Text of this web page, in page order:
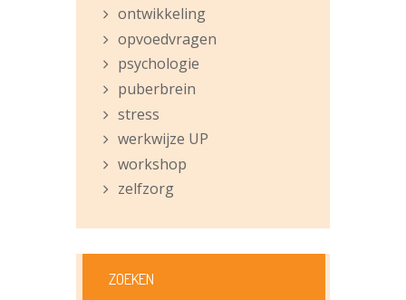
ontwikkeling
opvoedvragen
psychologie
puberbrein
stress
werkwijze UP
workshop
zelfzorg
ZOEKEN